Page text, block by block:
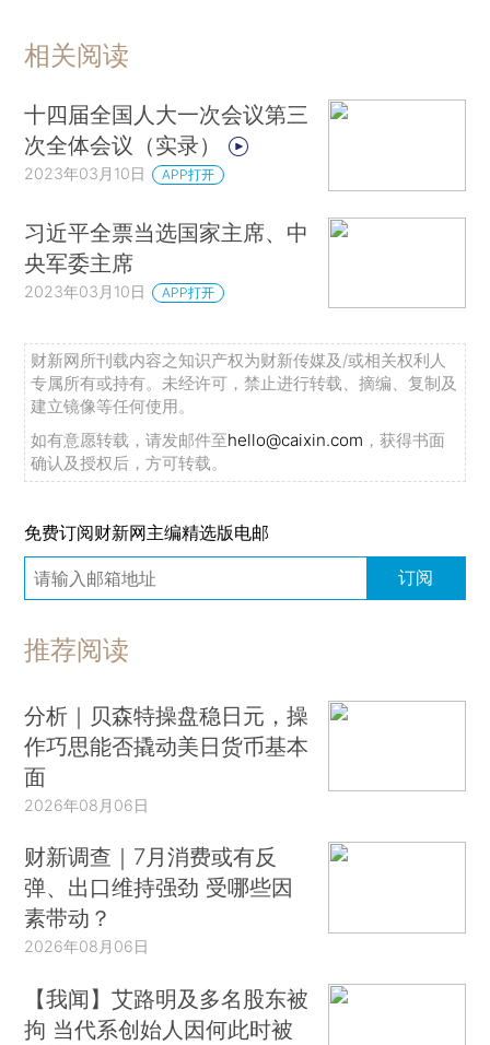
相关阅读
十四届全国人大一次会议第三
次全体会议（实录）
2023年03月10日 APP打开
习近平全票当选国家主席、中
央军委主席
2023年03月10日 APP打开
财新网所刊载内容之知识产权为财新传媒及/或相关权利人
专属所有或持有。未经许可，禁止进行转载、摘编、复制及
建立镜像等任何使用。
如有意愿转载，请发邮件至hello@caixin.com ，获得书面
确认及授权后，方可转载。
免费订阅财新网主编精选版电邮
订阅
推荐阅读
分析｜贝森特操盘稳日元，操
作巧思能否撬动美日货币基本
面
2026年08月06日
财新调查｜7月消费或有反
弹、出口维持强劲 受哪些因
素带动？
2026年08月06日
【我闻】艾路明及多名股东被
拘 当代系创始人因何此时被